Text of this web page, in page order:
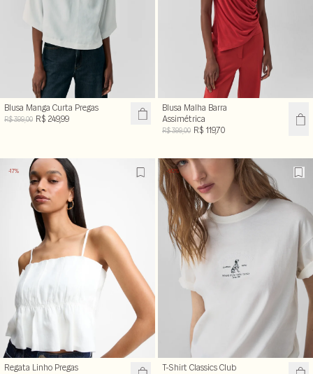
Blusa Manga Curta Pregas
R$ 399,00 R$ 249,99
Blusa Malha Barra
Assimétrica
R$ 399,00 R$ 119,70
-17%
Regata Linho Pregas
-50%
T-Shirt Classics Club